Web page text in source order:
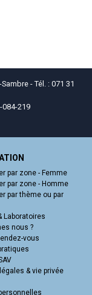
- Tél. : 071 31
084-219
par zone - Femme
par zone - Homme
par thème ou par
Laboratoires
nous ?
vous
& vie privée